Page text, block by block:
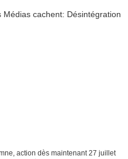
action dès maintenant 27 juillet